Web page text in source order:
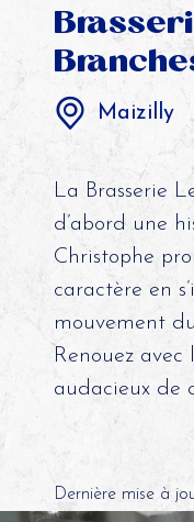
Maizilly
La Brasserie
d’abord une
Christophe
caractère en
mouvement
Renouez
audacieux de
Dernière mise à